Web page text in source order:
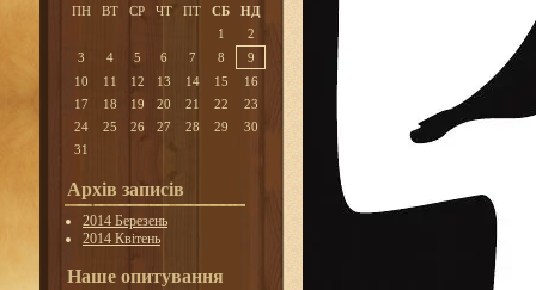
ПН
ВТ СР ЧТ ПТ СБ
НД
1
2
3
4 5 6 7 8
9
10
11 12 13 14 15
16
17
18 19 20 21 22
23
24
25 26 27 28 29
30
31
Архів записів
2014 Березень
2014 Квітень
Наше опитування